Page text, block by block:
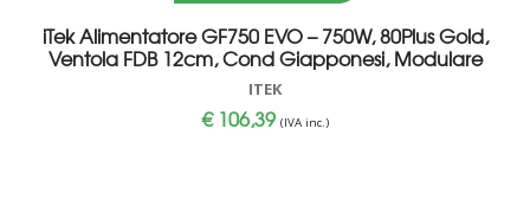
iTek Alimentatore GF750 EVO – 750W, 80Plus Gold,
Ventola FDB 12cm, Cond Giapponesi, Modulare
ITEK
€106,39 (IVA inc.)